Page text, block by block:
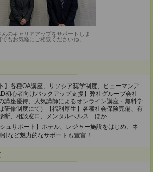
んのキャリアアップをサポートしま
もお気軽にご相談くださいね。
】各種OA講座、リソシア奨学制度、ヒューマンア
初心者向けバックアップ支援】弊社グループ会社
講座優待、人気講師によるオンライン講座・無料学
研修制度にて）【福利厚生】各種社会保険完備、有
断、相談窓口、メンタルヘルス ほか
ュサポート】ホテル、レジャー施設をはじめ、ネ
など魅力的なサポートも豊富！